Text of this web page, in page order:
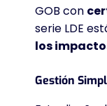
GOB con
serie LDE
los
Gestión